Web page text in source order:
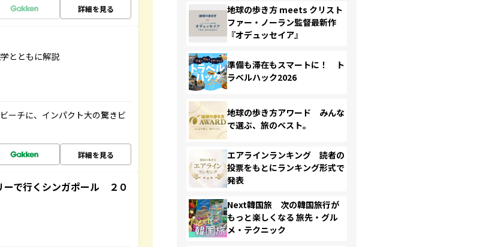
詳細を見る
とともに解説
ーチに、インパクト大の驚きビ
詳細を見る
で行くシンガポール ２０
地球の歩き方 meets クリスト
ファー・ノーラン監督最新作
『オデュッセイア』
準備も滞在もスマートに！ ト
ラベルハック2026
地球の歩き方アワード みんな
で選ぶ、旅のベスト。
エアラインランキング 読者の
投票をもとにランキング形式で
発表
Next韓国旅 次の韓国旅行が
もっと楽しくなる 旅先・グル
メ・テクニック